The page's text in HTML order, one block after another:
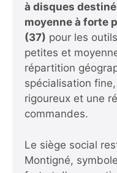
à disques
moyenne à forte
(37) pour les
petites et
répartition
spécialisation
rigoureux et une
commandes.
Le siège social
Montigné,